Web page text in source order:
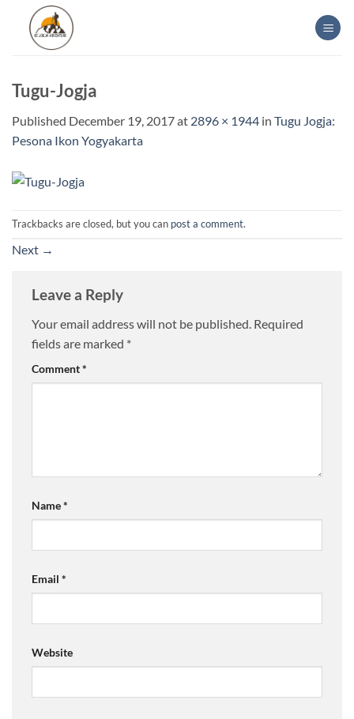
content
Tugu-Jogja
Published December 19, 2017at 2896 × 1944 in Tugu Jogja:
Pesona Ikon Yogyakarta
Trackbacks are closed, but you can post a comment.
Next →
Leave a Reply
Your email address will not be published. Required
fields are marked *
Comment*
Name*
Email *
Website